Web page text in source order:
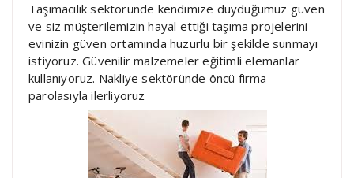
Taşımacılık sektöründe kendimize duyduğumuz güven
ve siz müşterilemizin hayal ettiği taşıma projelerini
evinizin güven ortamında huzurlu bir şekilde sunmayı
istiyoruz. Güvenilir malzemeler eğitimli elemanlar
kullanıyoruz. Nakliye sektöründe öncü firma
parolasıyla ilerliyoruz